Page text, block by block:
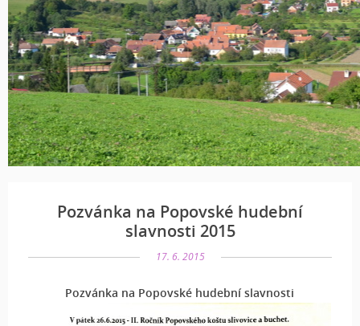
Pozvánka na Popovské hudební
slavnosti 2015
17. 6. 2015
Pozvánka na Popovské hudební slavnosti